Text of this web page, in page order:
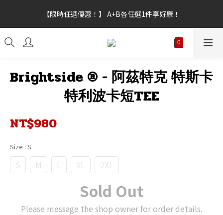
【新功能試營運】會員點數上線，不限訂單金額皆可折抵，折抵點
數無上限。
【限時任選優惠！】 A+B各任選1件享好康！
【新功能試營運】會員點數上線，不限訂單金額皆可折抵，折抵點
數無上限。
Brightside ® - 阿茲特克 特斯卡
特利波卡短TEE
NT$980
Size : S
S M L XL 2XL
Sold Out
Please message the shop owner for order details.